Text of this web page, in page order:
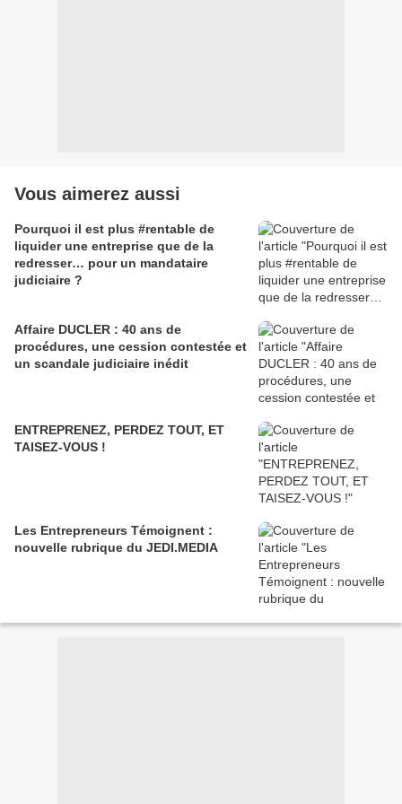
Vous aimerez aussi
Pourquoi il est plus #rentable de
liquider une entreprise que de la
redresser… pour un mandataire
judiciaire ?
Affaire DUCLER : 40 ans de
procédures, une cession contestée et
un scandale judiciaire inédit
ENTREPRENEZ, PERDEZ TOUT, ET
TAISEZ-VOUS !
Les Entrepreneurs Témoignent :
nouvelle rubrique du JEDI.MEDIA